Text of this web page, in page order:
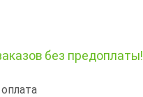
без предоплаты!